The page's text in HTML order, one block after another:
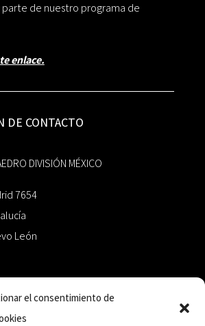
el consentimiento de
parte de nuestro programa de
enlace.
DE CONTACTO
DIVISIÓN MÉXICO
7654
León